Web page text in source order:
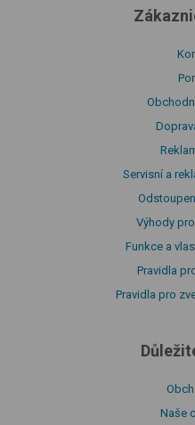
Servisní a
Výhody
Funkce a
Pravidla
Pravidla pro
Naše